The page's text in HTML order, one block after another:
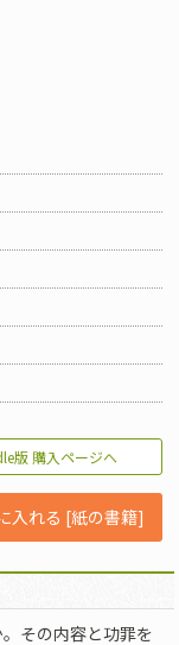
版 購入ページへ
入れる [紙の書籍]
その内容と功罪を